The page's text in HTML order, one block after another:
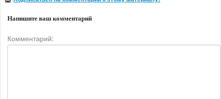
Напишите ваш комментарий
Комментарий: